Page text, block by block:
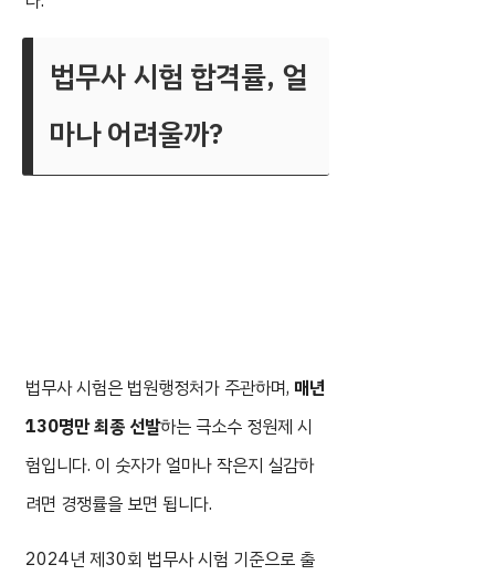
법무사 시험 합격률, 얼
마나 어려울까?
법무사 시험은 법원행정처가 주관하며, 매년
130명만 최종 선발하는 극소수 정원제 시
험입니다. 이 숫자가 얼마나 작은지 실감하
려면 경쟁률을 보면 됩니다.
2024년 제30회 법무사 시험 기준으로 출